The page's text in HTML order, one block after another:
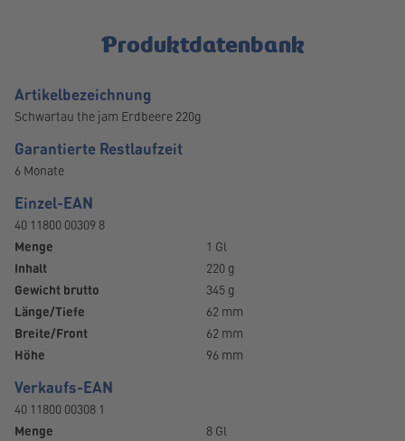
Produktdatenbank
Artikelbezeichnung
Schwartau the jam Erdbeere 220g
Garantierte Restlaufzeit
6 Monate
Einzel-EAN
40 11800 00309 8
Menge
1 Gl
Inhalt 220 g
Gewicht brutto
345 g
Länge/Tiefe
62 mm
Breite/Front
62 mm
Höhe
96 mm
Verkaufs-EAN
40 11800 00308 1
Menge
8 Gl